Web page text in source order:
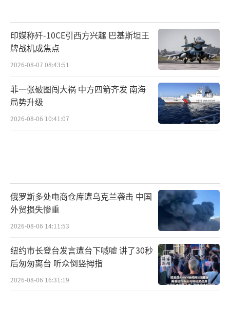
印媒称歼-10CE引西方兴趣 巴基斯坦王
牌战机成焦点
2026-08-07 08:43:51
菲一张破图闯大祸 中方四箭齐发 南海
局势升级
2026-08-06 10:41:07
俄罗斯多处电商仓库遭乌克兰袭击 中国
外贸损失惨重
2026-08-06 14:11:53
纽约市长登台发言遭台下喊嘘 讲了30秒
后匆匆离台 听众倒竖拇指
2026-08-06 16:31:19